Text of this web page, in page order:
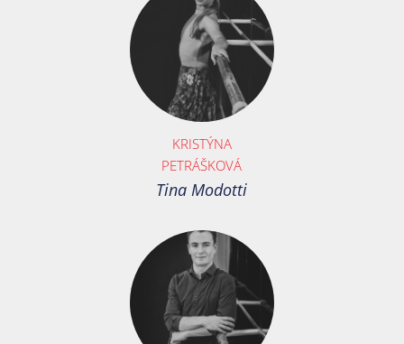
KRISTÝNA
PETRÁŠKOVÁ
Tina Modotti